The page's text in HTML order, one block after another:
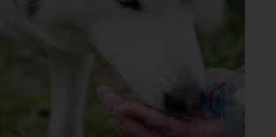
of Cross-Reactivity of Food
Food allergy and food intolerance:
Intern Emerg Med. 4:11–24